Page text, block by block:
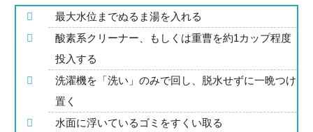
最大水位までぬるま湯を入れる
酸素系クリーナー、もしくは重曹を約1カップ程度
投入する
洗濯機を「洗い」のみで回し、脱水せずに一晩つけ
置く
水面に浮いているゴミをすくい取る